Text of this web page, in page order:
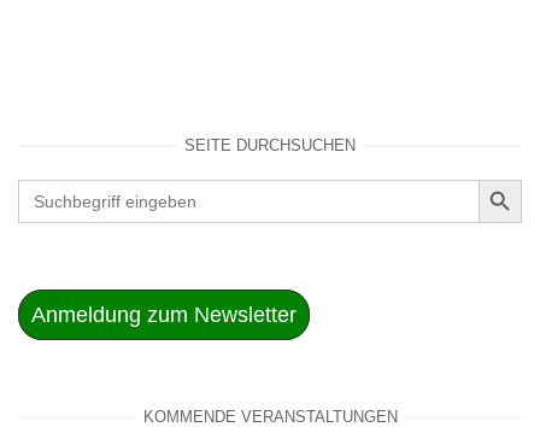
SEITE DURCHSUCHEN
Search
for:
SEARCH
Anmeldung zum Newsletter
KOMMENDE VERANSTALTUNGEN